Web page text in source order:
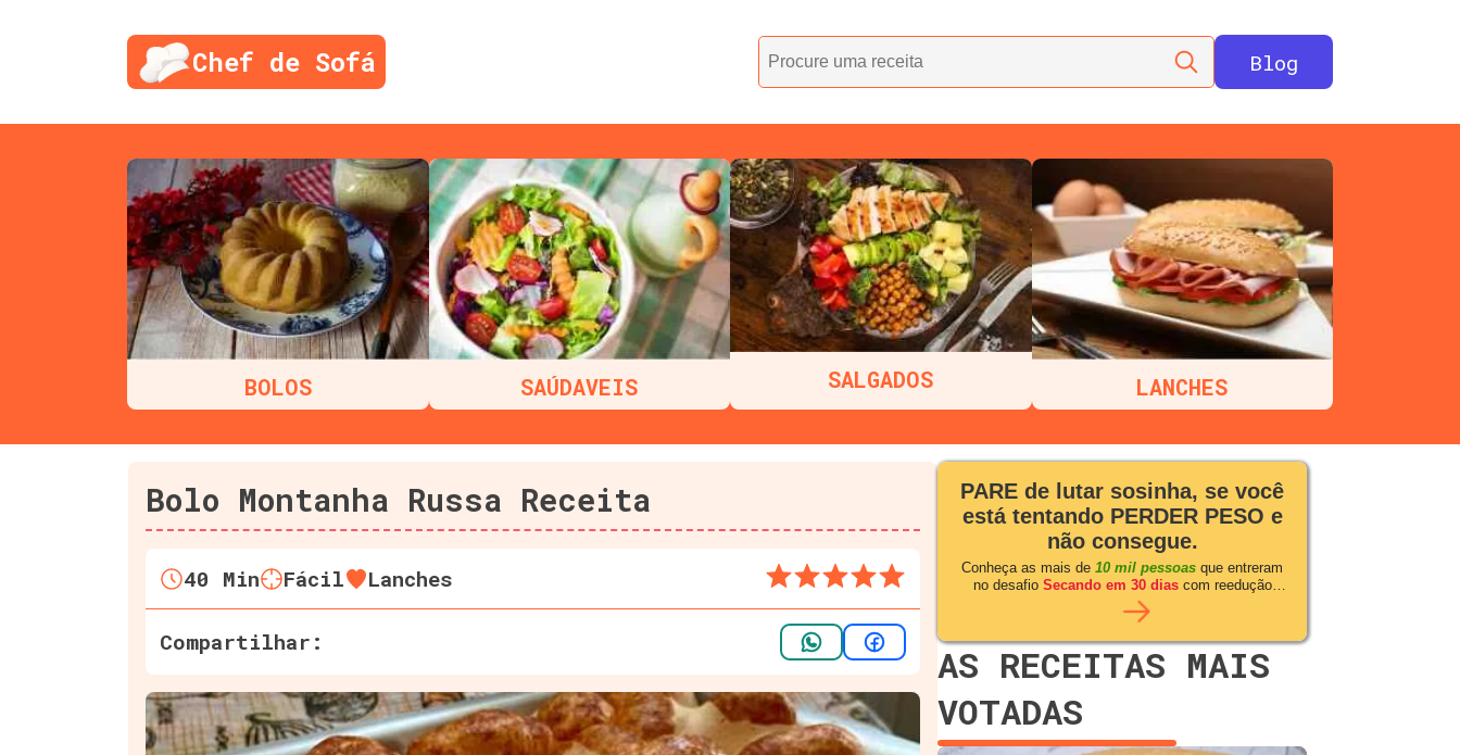
Chef de Sofá Blog
BOLOS SAÚDAVEIS SALGADOS LANCHES
Bolo Montanha Russa Receita
40 Min Fácil Lanches
Compartilhar:
PARE de lutar sosinha, se você
está tentando PERDER PESO e
não consegue.
Conheça as mais de 10 mil pessoas que entreram
no desafio Secando em 30 diascom reedução
alimentar
AS RECEITAS MAIS
VOTADAS